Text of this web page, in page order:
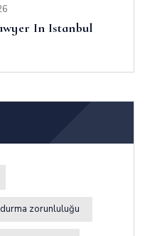
In Istanbul
zorunluluğu